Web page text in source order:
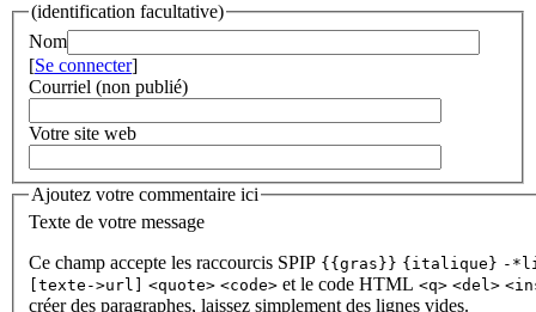
(identification facultative)
Nom
[Se connecter]
Courriel (non publié)
Votre site web
Ajoutez votre commentaire ici
Texte de votre message
Ce champ accepte les raccourcis SPIP {{gras}} {italique} -
[texte->url]
<quote> <code> et le code HTML <q> <del>
créer des paragraphes, laissez simplement des lignes vides.